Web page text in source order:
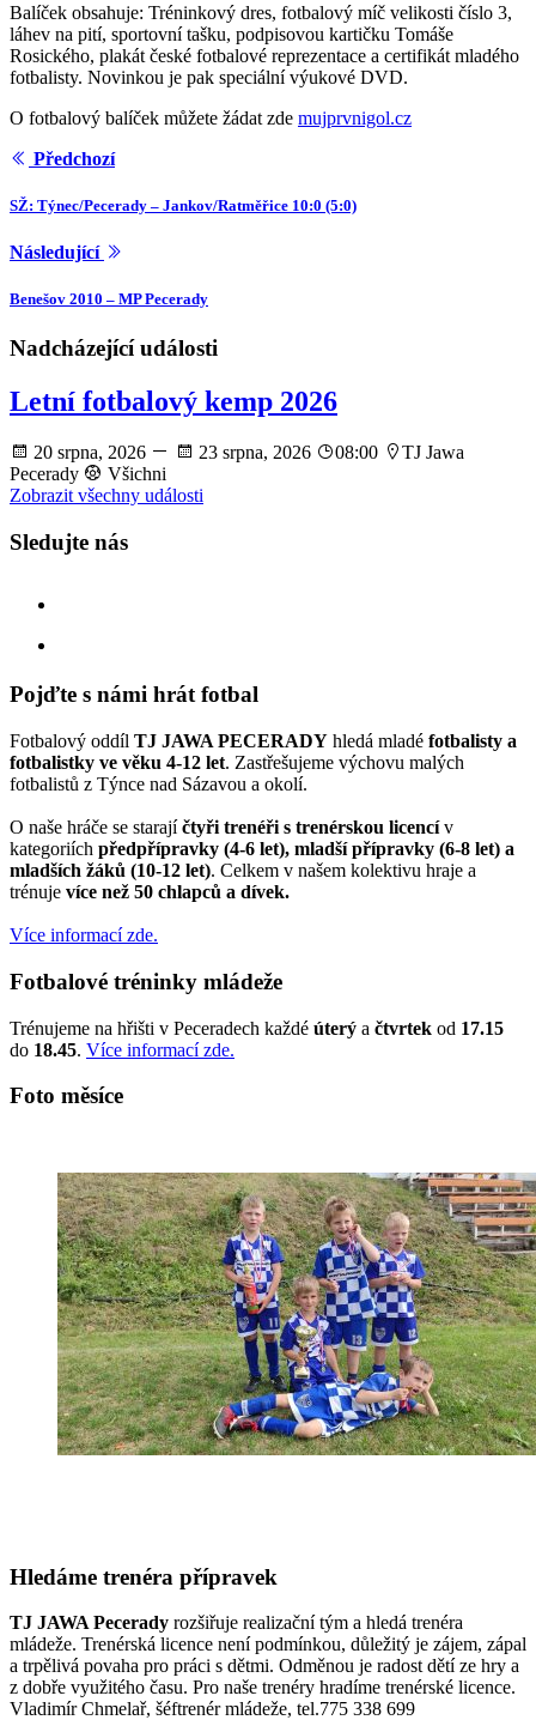
Balíček obsahuje: Tréninkový dres, fotbalový míč velikosti číslo 3,
láhev na pití, sportovní tašku, podpisovou kartičku Tomáše
Rosického, plakát české fotbalové reprezentace a certifikát mladého
fotbalisty. Novinkou je pak speciální výukové DVD.
O fotbalový balíček můžete žádat zde mujprvnigol.cz
Předchozí
SŽ: Týnec/Pecerady – Jankov/Ratměřice 10:0 (5:0)
Následující
Benešov 2010 – MP Pecerady
Nadcházející události
Letní fotbalový kemp 2026
20 srpna, 2026 23 srpna, 2026 08:00
TJ Jawa
Pecerady
Všichni
Zobrazit všechny události
Sledujte nás
Pojďte s námi hrát fotbal
Fotbalový oddíl TJ JAWA PECERADY hledá mladé fotbalisty a
fotbalistky ve věku 4-12 let. Zastřešujeme výchovu malých
fotbalistů z Týnce nad Sázavou a okolí.
O naše hráče se starajíčtyři trenéři s trenérskou licencív
kategoriích předpřípravky (4-6 let), mladší přípravky (6-8 let) a
mladších žáků (10-12 let). Celkem v našem kolektivu hraje a
trénuje více než 50 chlapců a dívek.
Více informací zde.
Fotbalové tréninky mládeže
Trénujeme na hřišti v Peceradech každé úterý a čtvrtek od 17.15
do 18.45. Více informací zde.
Foto měsíce
Hledáme trenéra přípravek
TJ JAWA Pecerady rozšiřuje realizační tým a hledá trenéra
mládeže. Trenérská licence není podmínkou, důležitý je zájem, zápal
a trpělivá povaha pro práci s dětmi. Odměnou je radost dětí ze hry a
z dobře využitého času. Pro naše trenéry hradíme trenérské licence.
Vladimír Chmelař, šéftrenér mládeže, tel.775 338 699